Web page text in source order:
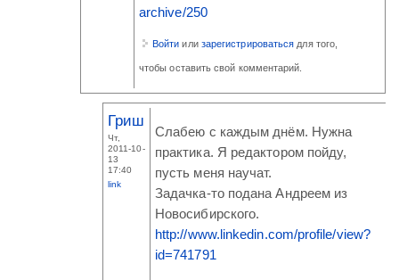
archive/250
Войти или зарегистрироваться для того,
чтобы оставить свой комментарий.
Гриш
Чт,
2011-10-
13
17:40
link
Слабею с каждым днём. Нужна
практика. Я редактором пойду,
пусть меня научат.
Задачка-то подана Андреем из
Новосибирского.
http://www.linkedin.com/profile/view?
id=741791